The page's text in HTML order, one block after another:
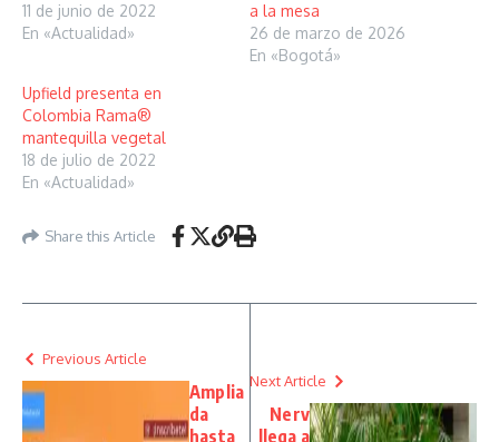
11 de junio de 2022
En «Actualidad»
a la mesa
26 de marzo de 2026
En «Bogotá»
Upfield presenta en
Colombia Rama®
mantequilla vegetal
18 de julio de 2022
En «Actualidad»
Share this Article
Previous Article
Amplia
da
hasta
Next Article
Nerv
llega a